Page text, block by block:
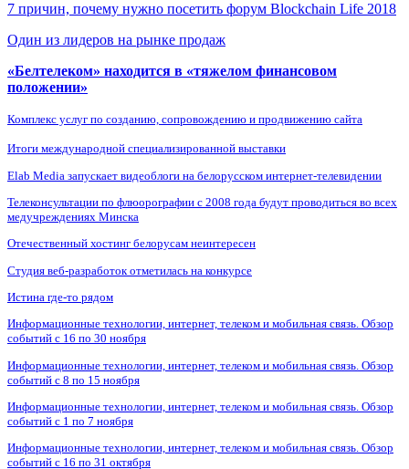
7 причин, почему нужно посетить форум Blockchain Life 2018
Один из лидеров на рынке продаж
«Белтелеком» находится в «тяжелом финансовом
положении»
Комплекс услуг по созданию, сопровождению и продвижению сайта
Итоги международной специализированной выставки
Elab Media запускает видеоблоги на белорусском интернет-телевидении
Телеконсультации по флюорографии с 2008 года будут проводиться во всех
медучреждениях Минска
Отечественный хостинг белорусам неинтересен
Студия веб-разработок отметилась на конкурсе
Истина где-то рядом
Информационные технологии, интернет, телеком и мобильная связь. Обзор
событий с 16 по 30 ноября
Информационные технологии, интернет, телеком и мобильная связь. Обзор
событий с 8 по 15 ноября
Информационные технологии, интернет, телеком и мобильная связь. Обзор
событий с 1 по 7 ноября
Информационные технологии, интернет, телеком и мобильная связь. Обзор
событий с 16 по 31 октября